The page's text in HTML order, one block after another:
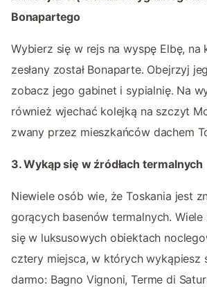
Bonapartego
Wybierz się w rejs na wyspę Elbę, na
zesłany został Bonaparte. Obejrzyj
zobacz jego gabinet i sypialnię. Na
również wjechać kolejką na szczyt
zwany przez mieszkańców dachem
3. Wykąp się w źródłach termalnych
Niewiele osób wie, że Toskania jest
gorących basenów termalnych. Wiele
się w luksusowych obiektach
cztery miejsca, w których wykąpiesz
darmo: Bagno Vignoni, Terme di